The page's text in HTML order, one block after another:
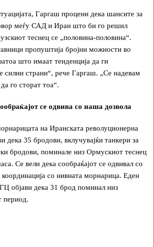
Гаргаш процени дека шансите за
меѓу САД и Иран што би го решил
теснец се „половина-половина“.
пропуштија бројни можности во
што имаат тенденција да ги
силни страни“, рече Гаргаш. „Се надевам
го сторат тоа“.
се одвива со наша дозвола
на Иранската револуционерна
дека 35 бродови, вклучувајќи танкери за
бродови, поминале низ Ормускиот теснец
Се вели дека сообраќајот се одвивал со
со нивната морнарица. Еден
објави дека 31 брод поминал низ
период.